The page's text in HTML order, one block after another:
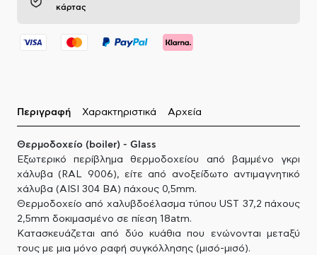
κάρτας
Περιγραφή Χαρακτηριστικά Αρχεία
Θερμοδοχείο (boiler) - Glass
Εξωτερικό περίβλημα θερμοδοχείου από βαμμένο γκρι
χάλυβα (RAL 9006), είτε από ανοξείδωτο αντιμαγνητικό
χάλυβα (AISI 304 BA) πάχους 0,5mm.
Θερμοδοχείο από χαλυβδοέλασμα τύπου UST 37,2 πάχους
2,5mm δοκιμασμένο σε πίεση 18atm.
Κατασκευάζεται από δύο κυάθια που ενώνονται μεταξύ
τους με μια μόνο ραφή συγκόλλησης (μισό-μισό).